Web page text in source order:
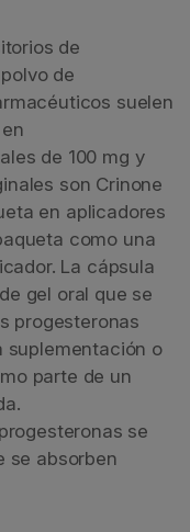
de
de
suelen
de 100 mg y
son Crinone
en aplicadores
como una
La cápsula
gel oral que se
progesteronas
suplementación o
parte de un
se
se absorben